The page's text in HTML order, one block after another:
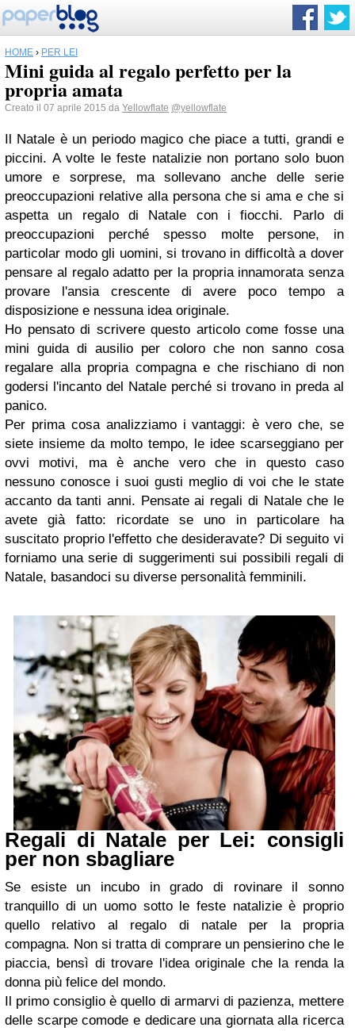
HOME › PER LEI
Mini guida al regalo perfetto per la
propria amata
Creato il 07 aprile 2015 da Yellowflate @yellowflate
Il Natale è un periodo magico che piace a tutti, grandi e
piccini. A volte le feste natalizie non portano solo buon
umore e sorprese, ma sollevano anche delle serie
preoccupazioni relative alla persona che si ama e che si
aspetta un regalo di Natale con i fiocchi. Parlo di
preoccupazioni perché spesso molte persone, in
particolar modo gli uomini, si trovano in difficoltà a dover
pensare al regalo adatto per la propria innamorata senza
provare l'ansia crescente di avere poco tempo a
disposizione e nessuna idea originale.
Ho pensato di scrivere questo articolo come fosse una
mini guida di ausilio per coloro che non sanno cosa
regalare alla propria compagna e che rischiano di non
godersi l'incanto del Natale perché si trovano in preda al
panico.
Per prima cosa analizziamo i vantaggi: è vero che, se
siete insieme da molto tempo, le idee scarseggiano per
ovvi motivi, ma è anche vero che in questo caso
nessuno conosce i suoi gusti meglio di voi che le state
accanto da tanti anni. Pensate ai regali di Natale che le
avete già fatto: ricordate se uno in particolare ha
suscitato proprio l'effetto che desideravate? Di seguito vi
forniamo una serie di suggerimenti sui possibili regali di
Natale, basandoci su diverse personalità femminili.
Regali di Natale per Lei: consigli
per non sbagliare
Se esiste un incubo in grado di rovinare il sonno
tranquillo di un uomo sotto le feste natalizie è proprio
quello relativo al regalo di natale per la propria
compagna. Non si tratta di comprare un pensierino che le
piaccia, bensì di trovare l'idea originale che la renda la
donna più felice del mondo.
Il primo consiglio è quello di armarvi di pazienza, mettere
delle scarpe comode e dedicare una giornata alla ricerca